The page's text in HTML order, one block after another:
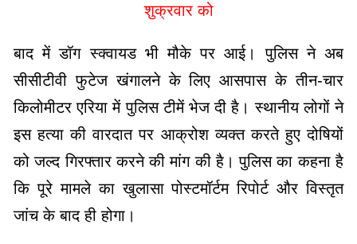
शुक्रवार को
बाद में डॉग स्क्वायड भी मौके पर आई। पुलिस ने अब
सीसीटीवी फुटेज खंगालने के लिए आसपास के तीन-चार
किलोमीटर एरिया में पुलिस टीमें भेज दी है। स्थानीय लोगों ने
इस हत्या की वारदात पर आक्रोश व्यक्त करते हुए दोषियों
को जल्द गिरफ्तार करने की मांग की है। पुलिस का कहना है
कि पूरे मामले का खुलासा पोस्टमॉर्टम रिपोर्ट और विस्तृत
जांच के बाद ही होगा।